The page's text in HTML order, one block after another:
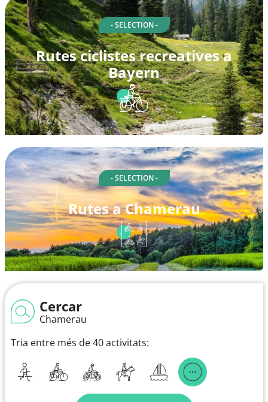
- SELECTION -
Rutes ciclistes recreatives a
Bayern
- SELECTION -
Rutes a Chamerau
Cercar
Chamerau
Tria entre més de 40 activitats: